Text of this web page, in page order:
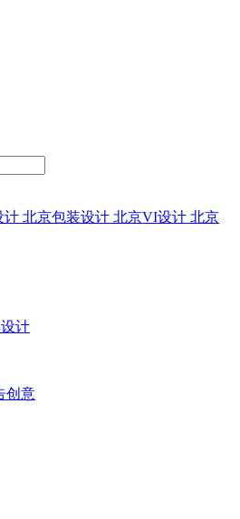
计 北京包装设计 北京VI设计 北京
计
创意